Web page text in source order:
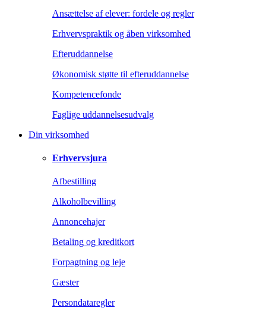
Ansættelse af elever: fordele og regler
Erhvervspraktik og åben virksomhed
Efteruddannelse
Økonomisk støtte til efteruddannelse
Kompetencefonde
Faglige uddannelsesudvalg
Din virksomhed
Erhvervsjura
Afbestilling
Alkoholbevilling
Annoncehajer
Betaling og kreditkort
Forpagtning og leje
Gæster
Persondataregler